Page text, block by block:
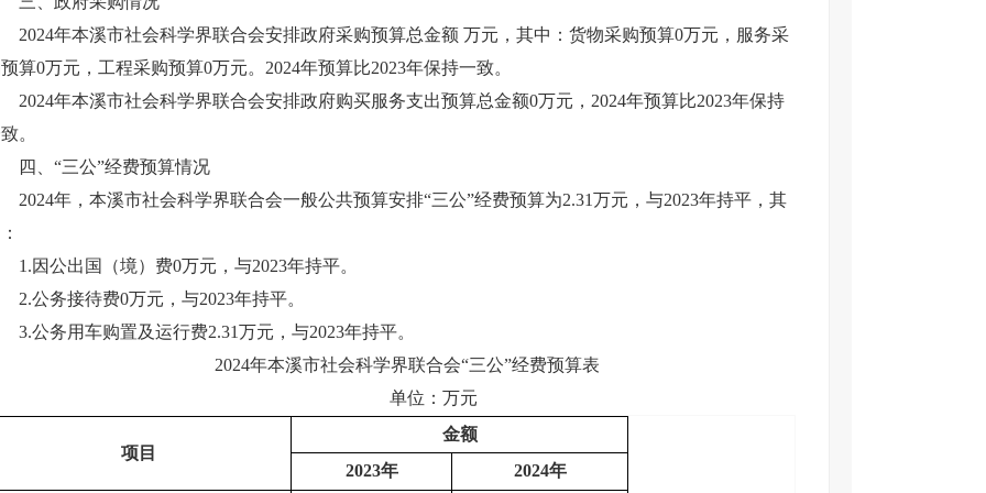
年本溪市社会科学界联合会安排政府采购预算总金额 万元，其中：货物采购预算0万元，服务采
算0万元，工程采购预算0万元。2024年预算比2023年保持一致。
年本溪市社会科学界联合会安排政府购买服务支出预算总金额0万元，2024年预算比2023年保持
。
、“三公”经费预算情况
年，本溪市社会科学界联合会一般公共预算安排“三公”经费预算为2.31万元，与2023年持平，其
因公出国（境）费0万元，与2023年持平。
公务接待费0万元，与2023年持平。
公务用车购置及运行费2.31万元，与2023年持平。
2024年本溪市社会科学界联合会“三公”经费预算表
单位：万元
项目
金额
2023年
2024年